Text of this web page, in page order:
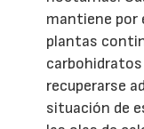
mantiene por
plantas
recuperarse
situación de